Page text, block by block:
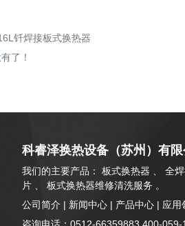
钎焊接板式换热器
了！
科睿泽换热设备（苏州）有限
我们的主要产品： 板式换热器 、 全
片 、 板式换热器维修清洗服务 。
公司简介 | 新闻中心 | 产品中心 | 应用